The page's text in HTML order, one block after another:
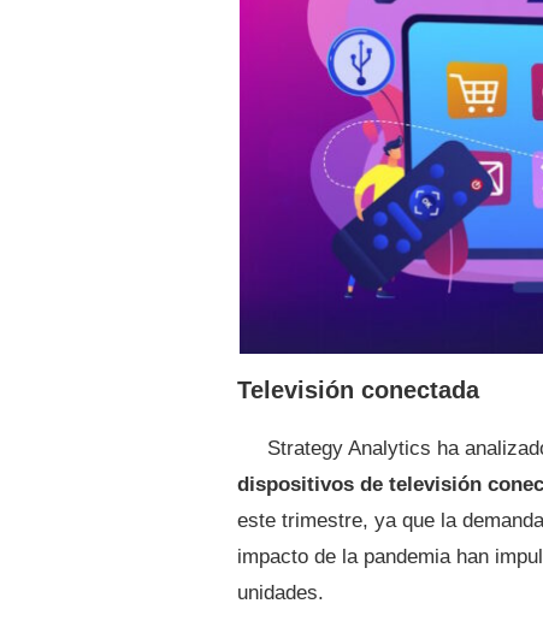
Televisión conectada
Strategy Analytics ha
dispositivos de televisión
este trimestre, ya que la
impacto de la pandemia han
unidades.